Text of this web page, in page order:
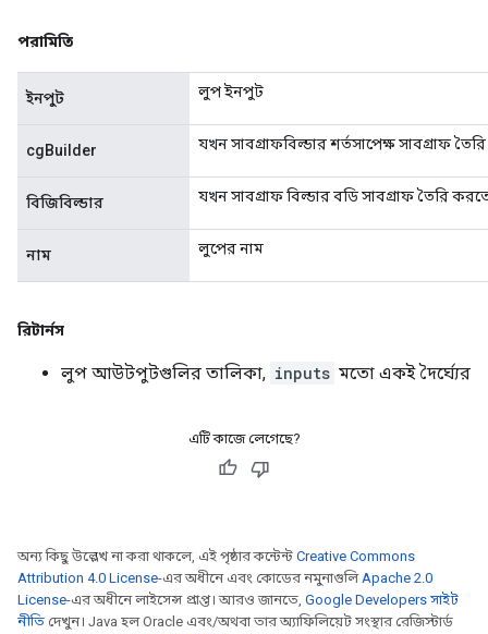
পরামিতি
ইনপুট লুপ ইনপুট
cgBuilder যখন সাবগ্রাফবিল্ডার শর্তসাপেক্ষ সাবগ্রাফ
বিজিবিল্ডার যখন সাবগ্রাফ বিল্ডার বডি সাবগ্রাফ তৈরি
নাম লুপের নাম
রিটার্নস
লুপ আউটপুটগুলির তালিকা, inputs মতো একই দৈর্ঘ্যের
এটি কাজে লেগেছে?
অন্য কিছু উল্লেখ না করা থাকলে, এই পৃষ্ঠার কন্টেন্ট Creative Commons
Attribution 4.0 License-এর অধীনে এবং কোডের নমুনাগুলিApache 2.0
License-এর অধীনে লাইসেন্স প্রাপ্ত। আরও জানতে, Google Developers সাইট
নীতি দেখুন। Java হল Oracle এবং/অথবা তার অ্যাফিলিয়েট সংস্থার রেজিস্টার্ড